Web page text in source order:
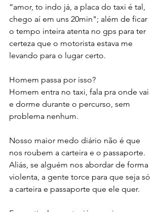
“amor, to indo já, a placa do taxi é tal,
chego aí em uns 20min"; além de ficar
o tempo inteira atenta no gps para ter
certeza que o motorista estava me
levando para o lugar certo.
Homem passa por isso?
Homem entra no taxi, fala pra onde vai
e dorme durante o percurso, sem
problema nenhum.
Nosso maior medo diário não é que
nos roubem a carteira e o passaporte.
Aliás, se alguém nos abordar de forma
violenta, a gente torce para que seja só
a carteira e passaporte que ele quer.